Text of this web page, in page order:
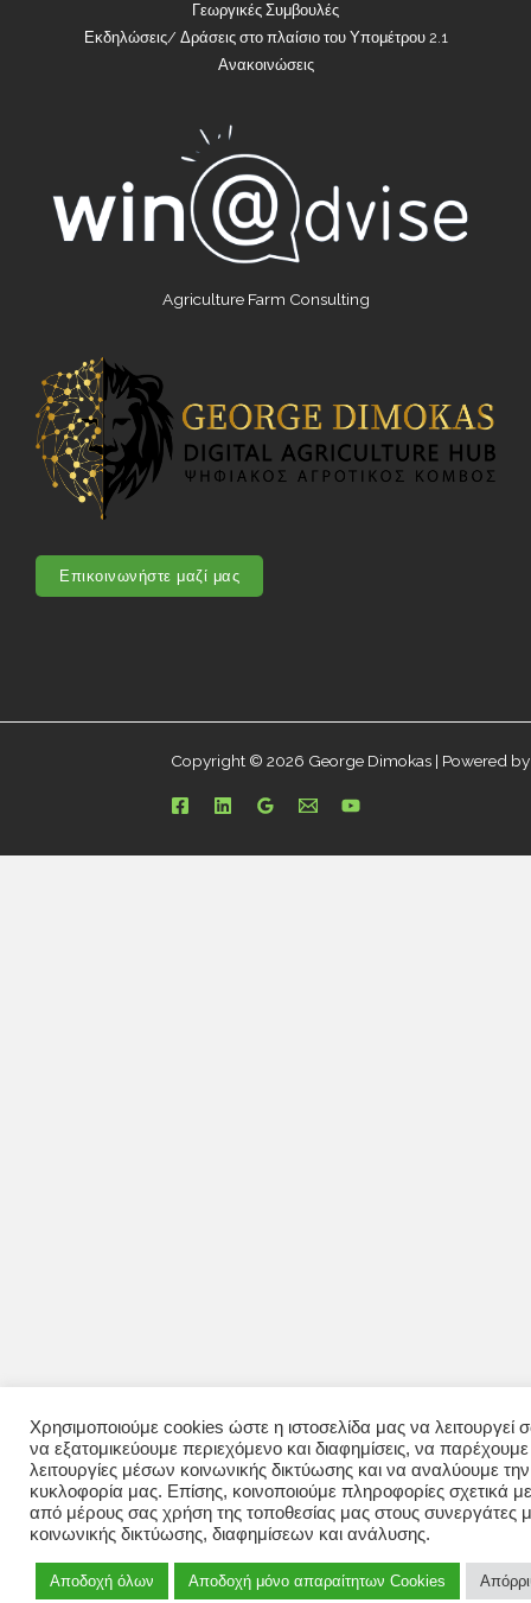
Γεωργικές Συμβουλές
Εκδηλώσεις/ Δράσεις στο πλαίσιο του Υπομέτρου 2.1
Ανακοινώσεις
Agriculture Farm Consulting
Επικοινωνήστε μαζί μας
Copyright © 2026 George Dimokas | Powered
Χρησιμοποιούμε cookies ώστε η ιστοσελίδα μας να λειτουργεί
να εξατομικεύουμε περιεχόμενο και διαφημίσεις, να παρέχουμε
λειτουργίες μέσων κοινωνικής δικτύωσης και να αναλύουμε την
κυκλοφορία μας. Επίσης, κοινοποιούμε πληροφορίες σχετικά
από μέρους σας χρήση της τοποθεσίας μας στους συνεργάτες
κοινωνικής δικτύωσης, διαφημίσεων και ανάλυσης.
Αποδοχή όλων Αποδοχή μόνο απαραίτητων Cookies